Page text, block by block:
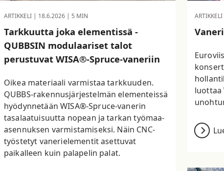
ARTIKKELI | 18.6.2026 | 5 MIN
Tarkkuutta joka elementissä -
QUBBSIN modulaariset talot
perustuvat WISA®-Spruce-vaneriin
Oikea materiaali varmistaa tarkkuuden.
QUBBS-rakennusjärjestelmän elementeissä
hyödynnetään WISA®-Spruce-vanerin
tasalaatuisuutta nopean ja tarkan työmaa-
asennuksen varmistamiseksi. Näin CNC-
työstetyt vanerielementit asettuvat
paikalleen kuin palapelin palat.
luottaa